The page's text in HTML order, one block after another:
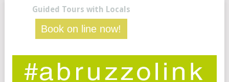
Guided Tours with Locals
Book on line now!